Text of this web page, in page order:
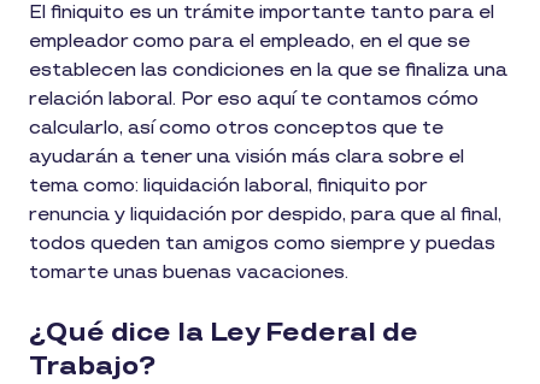
El finiquito es un trámite importante tanto para el
empleador como para el empleado, en el que se
establecen las condiciones en la que se finaliza una
relación laboral. Por eso aquí te contamos cómo
calcularlo, así como otros conceptos que te
ayudarán a tener una visión más clara sobre el
tema como: liquidación laboral, finiquito por
renuncia y liquidación por despido, para que al final,
todos queden tan amigos como siempre y puedas
tomarte unas buenas vacaciones.
¿Qué dice la Ley Federal de
Trabajo?